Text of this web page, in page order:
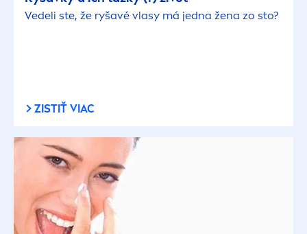
Vedeli ste, že ryšavé vlasy má jedna žena zo sto?
ZISTIŤ VIAC